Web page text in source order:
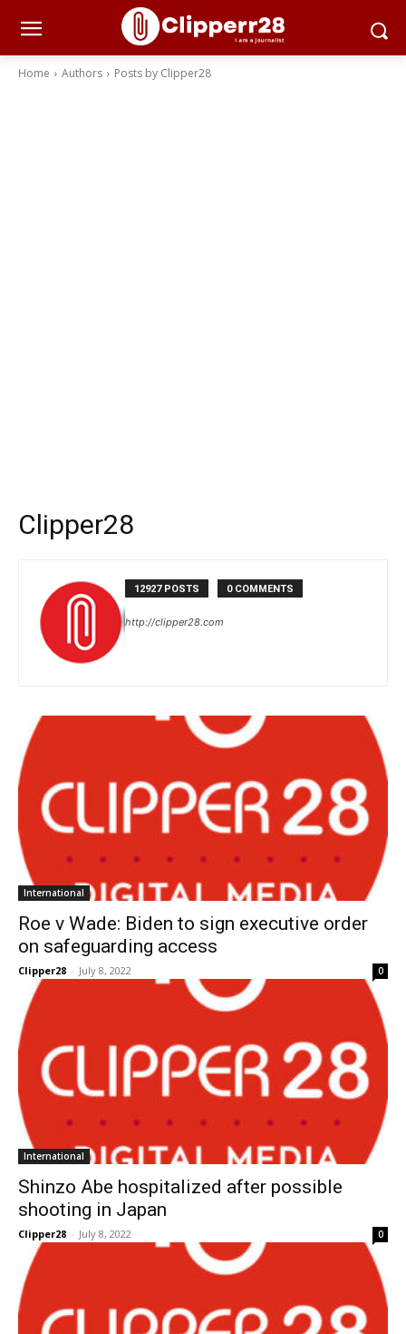
Home Authors Posts by Clipper28
Clipper28
12927 POSTS 0 COMMENTS
http://clipper28.com
International
Roe v Wade: Biden to sign executive order
on safeguarding access
Clipper28 - July 8, 2022 0
International
Shinzo Abe hospitalized after possible
shooting in Japan
Clipper28 - July 8, 2022 0